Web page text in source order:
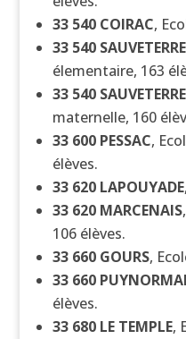
33 540 COIRAC,
33 540
élementaire, 163
33 540
maternelle, 160
33 600 PESSAC,
élèves.
33 620 LAPOUYADE
33 620 MARCENAIS
106 élèves.
33 660 GOURS,
33 660
élèves.
33 680 LE TEMPLE,